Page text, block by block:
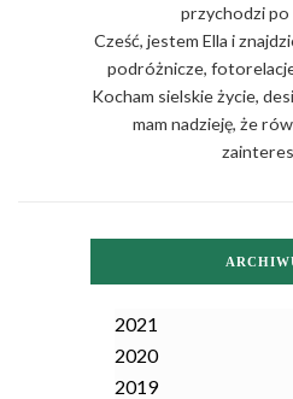
przychodzi po
Cześć, jestem Ella i
podróżnicze,
Kocham sielskie życie,
mam nadzieję, że
2021
2020
2019